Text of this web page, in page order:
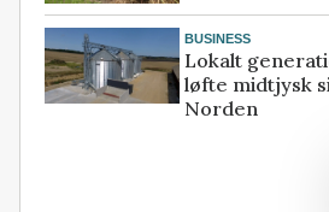
BUSINESS
Lokalt
løfte midtjysk
Norden